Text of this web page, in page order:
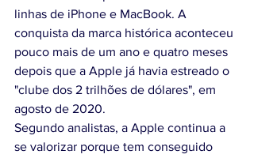
linhas de iPhone e MacBook. A
conquista da marca histórica aconteceu
pouco mais de um ano e quatro meses
depois que a Apple já havia estreado o
"clube dos 2 trilhões de dólares", em
agosto de 2020.
Segundo analistas, a Apple continua a
se valorizar porque tem conseguido